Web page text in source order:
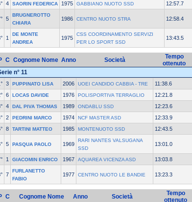
4 SAORIN FEDERICA 1975 GABBIANO NUOTO SSD 12:57.7
5
BRUGNEROTTO
CHIARA
1986 CENTRO NUOTO STRA 12:58.4
1
DE MONTE
ANDREA
1975
CSS COORDINAMENTO SERVIZI
PER LO SPORT SSD
13:43.5
C Cognome Nome Anno Società
Tempo
ottenuto
n° 11
3 PUPPINATO LISA 2006 UOEI CANDIDO CABBIA - TRE 11:38.6
6 LOCAS DAVIDE 1976 POLISPORTIVA TERRAGLIO 12:21.8
4 DAL PIVA THOMAS 1989 ONDABLU SSD 12:23.6
2 PEDRINI MARCO 1974 NCF MASTER ASD 12:33.9
8 TARTINI MATTEO 1985 MONTENUOTO SSD 12:43.5
5 PASQUA PAOLO 1969
RARI NANTES VALSUGANA
SSD
13:01.0
1 GIACOMIN ENRICO 1967 AQUAREA VICENZA ASD 13:03.8
7
FURLANETTO
FABIO
1977 CENTRO NUOTO LE BANDIE 13:23.3
C Cognome Nome Anno Società
Tempo
ottenuto